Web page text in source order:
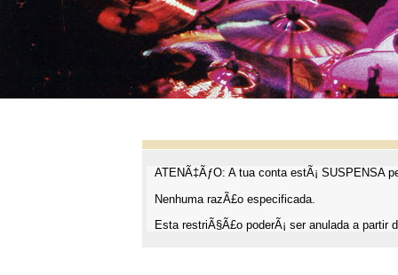
ATENÃ‡ÃƒO: A tua conta estÃ¡ SUSPENSA
Nenhuma razÃ£o especificada.
Esta restriÃ§Ã£o poderÃ¡ ser anulada a partir